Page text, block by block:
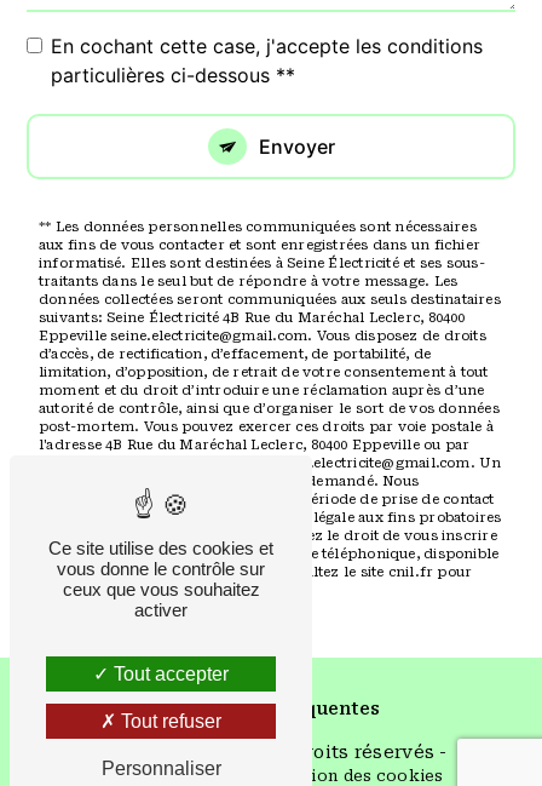
En cochant cette case, j'accepte les conditions
particulières ci-dessous **
Envoyer
** Les données personnelles communiquées sont nécessaires
aux fins de vous contacter et sont enregistrées dans un fichier
informatisé. Elles sont destinées à Seine Électricité et ses sous-
traitants dans le seul but de répondre à votre message. Les
données collectées seront communiquées aux seuls destinataires
suivants: Seine Électricité 4B Rue du Maréchal Leclerc, 80400
Eppeville seine.electricite@gmail.com. Vous disposez de droits
d’accès, de rectification, d’effacement, de portabilité, de
limitation, d’opposition, de retrait de votre consentement à tout
moment et du droit d’introduire une réclamation auprès d’une
autorité de contrôle, ainsi que d’organiser le sort de vos données
post-mortem. Vous pouvez exercer ces droits par voie postale à
l'adresse 4B Rue du Maréchal Leclerc, 80400 Eppeville ou par
courrier électronique à l'adresse seine.electricite@gmail.com. Un
justificatif d'identité pourra vous être demandé. Nous
conservons vos données pendant la période de prise de contact
puis pendant la durée de prescription légale aux fins probatoires
et de gestion des contentieux. Vous avez le droit de vous inscrire
sur la liste d'opposition au démarchage téléphonique, disponible
à cette adresse:
Bloctel.gouv.fr. Consultez le site cnil.fr pour
plus d’informations sur vos droits.
Recherches fréquentes
- 2026 - Tous droits réservés -
Mentions légales Gestion des cookies
Ce site utilise des cookies et
vous donne le contrôle sur
ceux que vous souhaitez
activer
Tout accepter
Tout refuser
Personnaliser